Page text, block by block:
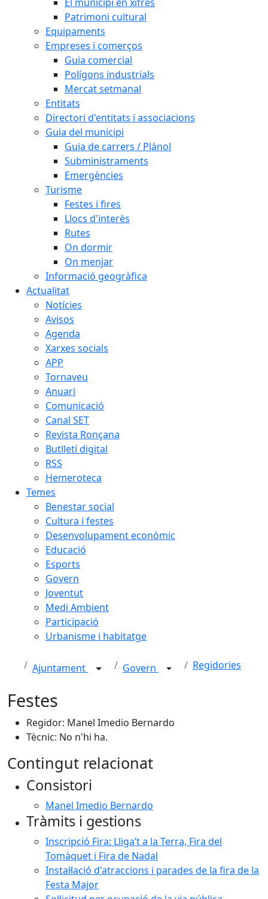
Patrimoni cultural
Equipaments
Empreses i comerços
Guia comercial
Polígons industrials
Mercat setmanal
Entitats
Directori d'entitats i associacions
Guia del municipi
Guia de carrers / Plànol
Subministraments
Emergències
Turisme
Festes i fires
Llocs d'interès
Rutes
On dormir
On menjar
Informació geogràfica
Actualitat
Notícies
Avisos
Agenda
Xarxes socials
APP
Tornaveu
Anuari
Comunicació
Canal SET
Revista Ronçana
Butlletí digital
RSS
Hemeroteca
Temes
Benestar social
Cultura i festes
Desenvolupament econòmic
Educació
Esports
Govern
Joventut
Medi Ambient
Participació
Urbanisme i habitatge
Ajuntament Govern Regidories
Festes
Regidor: Manel Imedio Bernardo
Tècnic: No n'hi ha.
Contingut relacionat
Consistori
Manel Imedio Bernardo
Tràmits i gestions
Inscripció Fira: Lliga’t a la Terra, Fira del
Tomàquet i Fira de Nadal
Instal·lació d'atraccions i parades de la fira de la
Festa Major